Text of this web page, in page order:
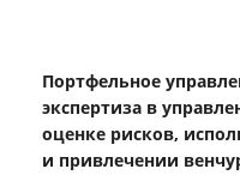
Портфельное
экспертиза в
оценке рисков,
и привлечении